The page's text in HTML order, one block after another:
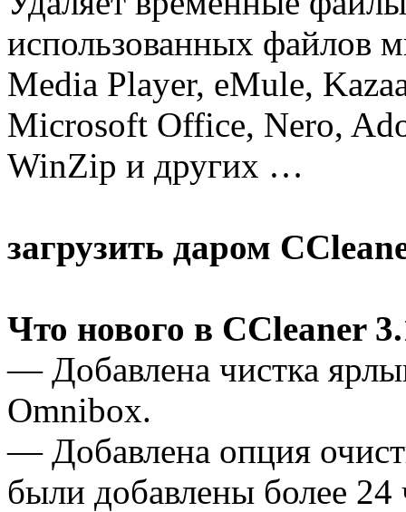
использованных файлов
Media Player, eMule,
Microsoft Office, Nero,
WinZip и других …
загрузить даром
Что нового в CCleaner
— Добавлена чистка
Omnibox.
— Добавлена ​​опция
были добавлены более 24